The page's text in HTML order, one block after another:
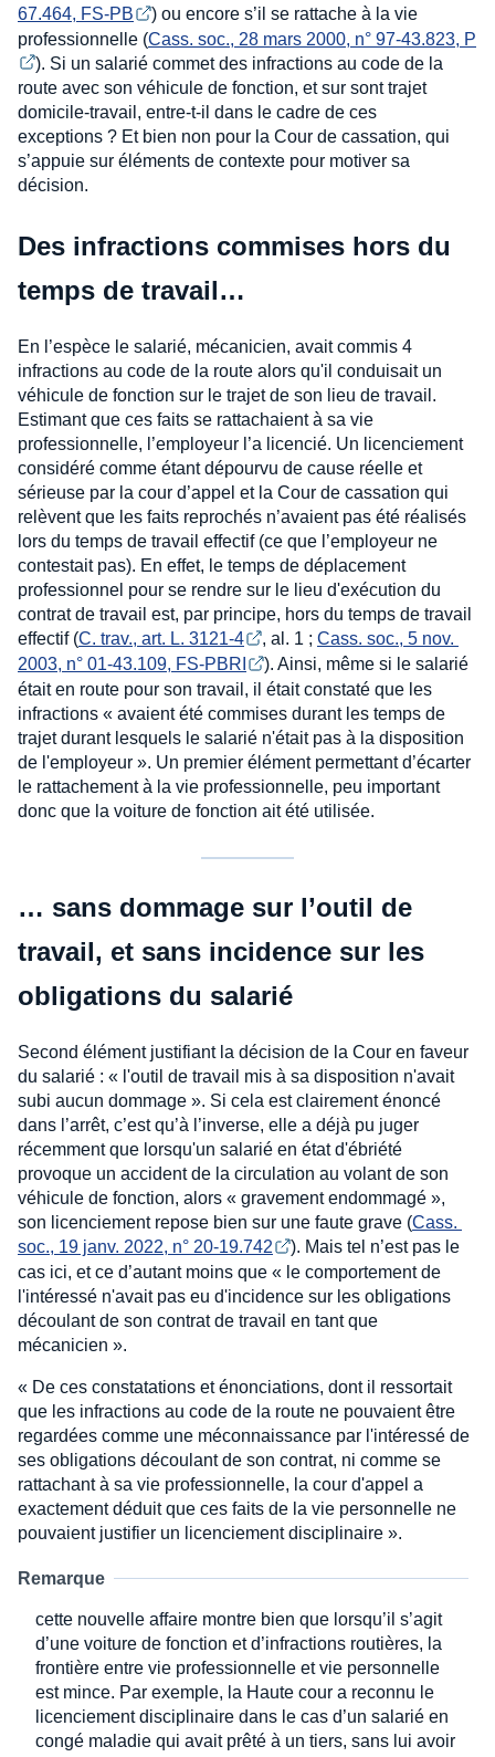
67.464, FS-PB
) ou encore s’il se rattache à la vie
professionnelle (Cass. soc., 28 mars 2000, n° 97-43.823, P
). Si un salarié commet des infractions au code de la
route avec son véhicule de fonction, et sur sont trajet
domicile-travail, entre-t-il dans le cadre de ces
exceptions ? Et bien non pour la Cour de cassation, qui
s’appuie sur éléments de contexte pour motiver sa
décision.
Des infractions commises hors du
temps de travail…
En l’espèce le salarié, mécanicien, avait commis 4
infractions au code de la route alors qu'il conduisait un
véhicule de fonction sur le trajet de son lieu de travail.
Estimant que ces faits se rattachaient à sa vie
professionnelle, l’employeur l’a licencié. Un licenciement
considéré comme étant dépourvu de cause réelle et
sérieuse par la cour d’appel et la Cour de cassation qui
relèvent que les faits reprochés n’avaient pas été réalisés
lors du temps de travail effectif (ce que l’employeur ne
contestait pas). En effet, le temps de déplacement
professionnel pour se rendre sur le lieu d'exécution du
contrat de travail est, par principe, hors du temps de travail
effectif (C. trav., art. L. 3121-4 , al. 1 ; Cass. soc., 5 nov.
2003, n° 01-43.109, FS-PBRI
). Ainsi, même si le salarié
était en route pour son travail, il était constaté que les
infractions « avaient été commises durant les temps de
trajet durant lesquels le salarié n'était pas à la disposition
de l'employeur ». Un premier élément permettant d’écarter
le rattachement à la vie professionnelle, peu important
donc que la voiture de fonction ait été utilisée.
… sans dommage sur l’outil de
travail, et sans incidence sur les
obligations du salarié
Second élément justifiant la décision de la Cour en faveur
du salarié : « l'outil de travail mis à sa disposition n'avait
subi aucun dommage ». Si cela est clairement énoncé
dans l’arrêt, c’est qu’à l’inverse, elle a déjà pu juger
récemment que lorsqu'un salarié en état d'ébriété
provoque un accident de la circulation au volant de son
véhicule de fonction, alors « gravement endommagé »,
son licenciement repose bien sur une faute grave (Cass.
soc., 19 janv. 2022, n° 20-19.742
). Mais tel n’est pas le
cas ici, et ce d’autant moins que « le comportement de
l'intéressé n'avait pas eu d'incidence sur les obligations
découlant de son contrat de travail en tant que
mécanicien ».
« De ces constatations et énonciations, dont il ressortait
que les infractions au code de la route ne pouvaient être
regardées comme une méconnaissance par l'intéressé de
ses obligations découlant de son contrat, ni comme se
rattachant à sa vie professionnelle, la cour d'appel a
exactement déduit que ces faits de la vie personnelle ne
pouvaient justifier un licenciement disciplinaire ».
Remarque
cette nouvelle affaire montre bien que lorsqu’il s’agit
d’une voiture de fonction et d’infractions routières, la
frontière entre vie professionnelle et vie personnelle
est mince. Par exemple, la Haute cour a reconnu le
licenciement disciplinaire dans le cas d’un salarié en
congé maladie qui avait prêté à un tiers, sans lui avoir